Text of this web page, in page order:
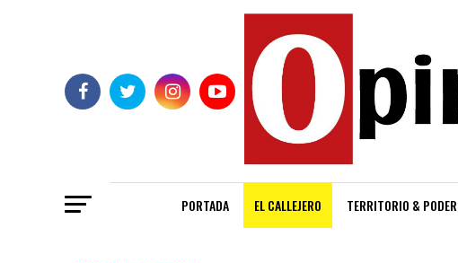
PORTADA EL CALLEJERO TERRITORIO & PODER